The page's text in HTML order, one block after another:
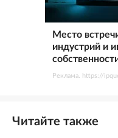
Место
индустрий и
Реклама. https://
Читайте также